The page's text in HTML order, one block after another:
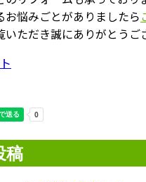
お悩みごとがありましたら
ただき誠にありがとうご
稿